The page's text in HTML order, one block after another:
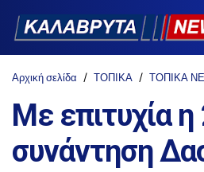
Αρχική σελίδα ΤΟΠΙΚΑ ΤΟΠΙΚΑ
Με επιτυχία η
συνάντηση